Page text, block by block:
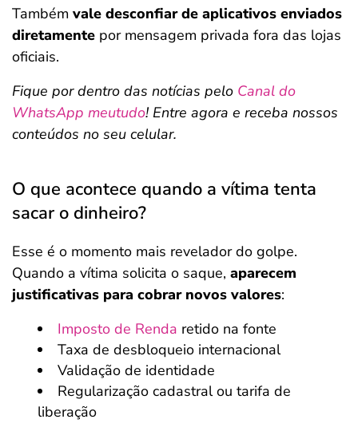
Também vale desconfiar de aplicativos enviados
diretamente por mensagem privada fora das lojas
oficiais.
Fique por dentro das notícias pelo Canal do
WhatsApp meutudo! Entre agora e receba nossos
conteúdos no seu celular.
O que acontece quando a vítima tenta
sacar o dinheiro?
Esse é o momento mais revelador do golpe.
Quando a vítima solicita o saque, aparecem
justificativas para cobrar novos valores:
Imposto de Renda retido na fonte
Taxa de desbloqueio internacional
Validação de identidade
Regularização cadastral ou tarifa de
liberação